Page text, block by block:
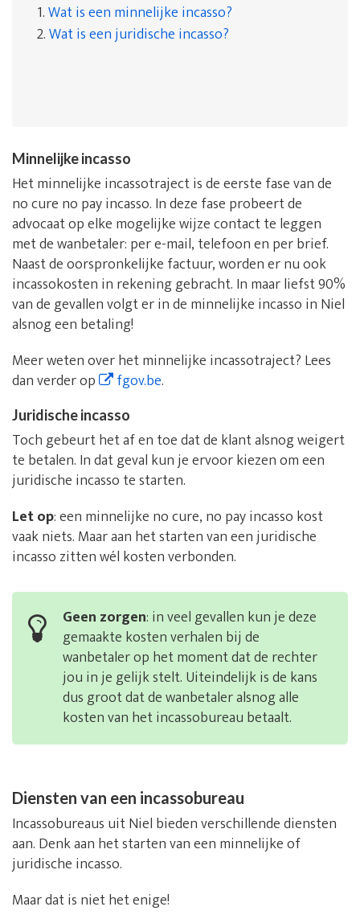
1.Wat is een minnelijke incasso?
2.Wat is een juridische incasso?
Minnelijke incasso
Het minnelijke incassotraject is de eerste fase van de
no cure no pay incasso. In deze fase probeert de
advocaat op elke mogelijke wijze contact te leggen
met de wanbetaler: per e-mail, telefoon en per brief.
Naast de oorspronkelijke factuur, worden er nu ook
incassokosten in rekening gebracht. In maar liefst 90%
van de gevallen volgt er in de minnelijke incasso in Niel
alsnog een betaling!
Meer weten over het minnelijke incassotraject? Lees
dan verder op
fgov.be.
Juridische incasso
Toch gebeurt het af en toe dat de klant alsnog weigert
te betalen. In dat geval kun je ervoor kiezen om een
juridische incasso te starten.
Let op: een minnelijke no cure, no pay incasso kost
vaak niets. Maar aan het starten van een juridische
incasso zitten wél kosten verbonden.
Geen zorgen: in veel gevallen kun je deze
gemaakte kosten verhalen bij de
wanbetaler op het moment dat de rechter
jou in je gelijk stelt. Uiteindelijk is de kans
dus groot dat de wanbetaler alsnog alle
kosten van het incassobureau betaalt.
Diensten van een incassobureau
Incassobureaus uit Niel bieden verschillende diensten
aan. Denk aan het starten van een minnelijke of
juridische incasso.
Maar dat is niet het enige!